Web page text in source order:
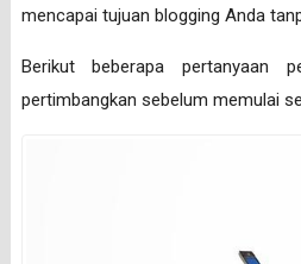
mencapai tujuan blogging Anda
Berikut beberapa pertanyaan
pertimbangkan sebelum memulai